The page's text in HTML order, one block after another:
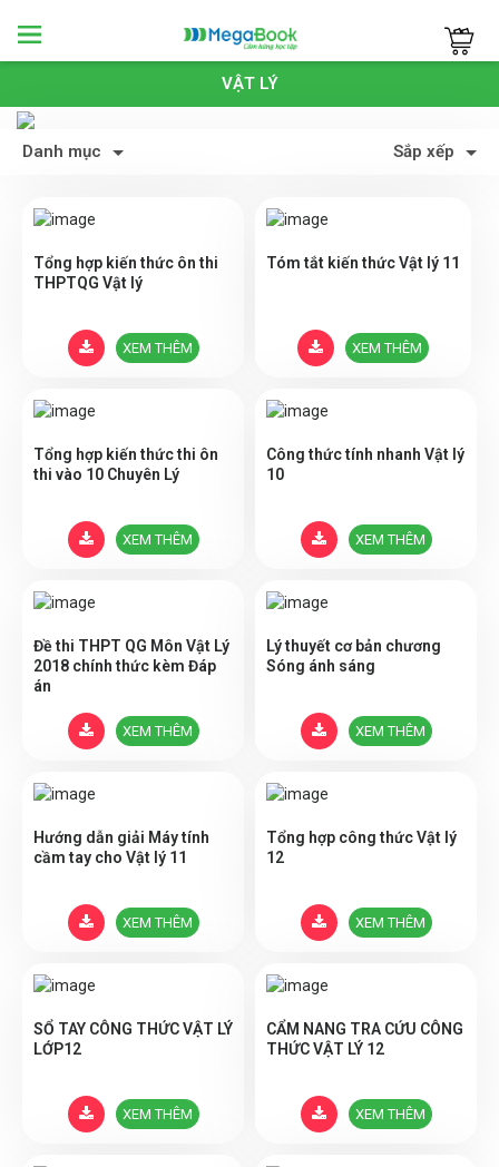
Megabook
VẬT LÝ
Danh mục Sắp xếp
Tổng hợp kiến thức ôn thi
THPTQG Vật lý
XEM THÊM
Tóm tắt kiến thức Vật lý 11
XEM THÊM
Tổng hợp kiến thức thi ôn
thi vào 10 Chuyên Lý
XEM THÊM
Công thức tính nhanh Vật lý
10
XEM THÊM
Đề thi THPT QG Môn Vật Lý
2018 chính thức kèm Đáp
án
XEM THÊM
Lý thuyết cơ bản chương
Sóng ánh sáng
XEM THÊM
Hướng dẫn giải Máy tính
cầm tay cho Vật lý 11
XEM THÊM
Tổng hợp công thức Vật lý
12
XEM THÊM
SỔ TAY CÔNG THỨC VẬT LÝ
LỚP12
XEM THÊM
CẨM NANG TRA CỨU CÔNG
THỨC VẬT LÝ 12
XEM THÊM